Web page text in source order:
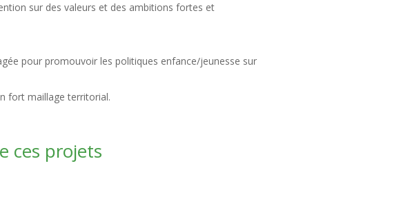
sur des valeurs et des ambitions fortes et
pour promouvoir les politiques enfance/jeunesse sur
fort maillage territorial.
ces projets